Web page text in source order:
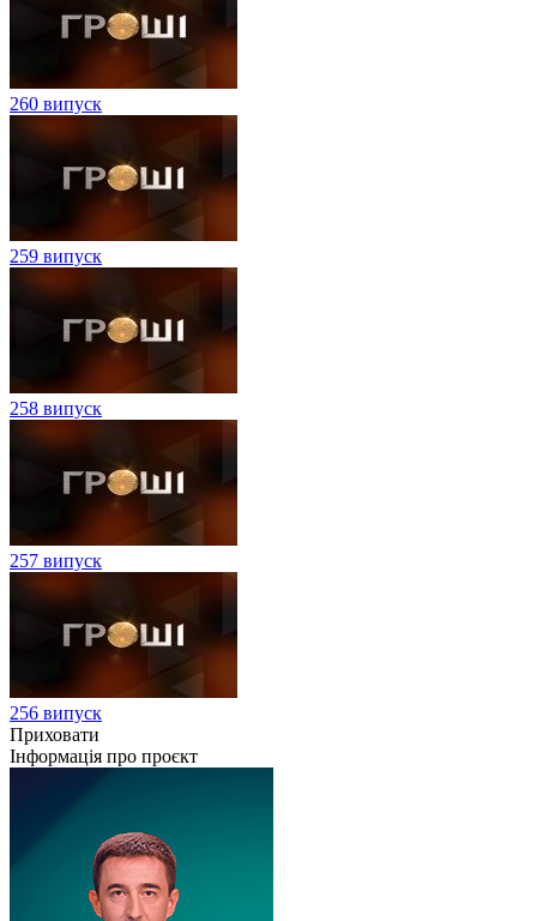
260 випуск
259 випуск
258 випуск
257 випуск
256 випуск
Приховати
Інформація про проєкт